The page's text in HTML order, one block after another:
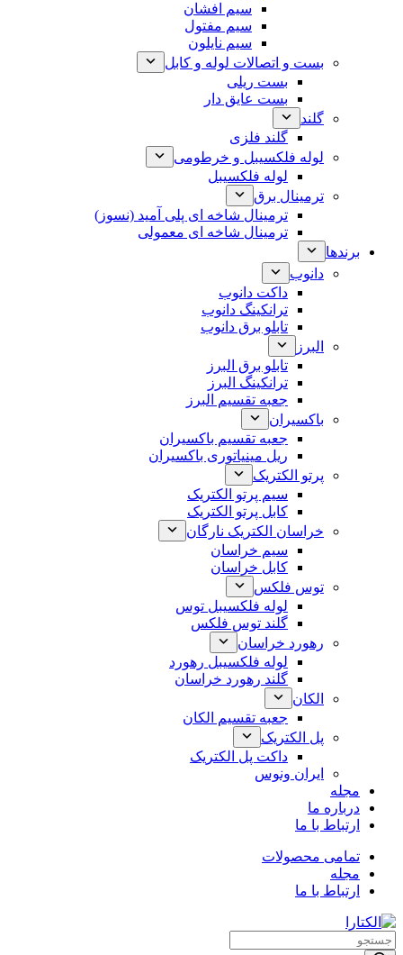
سیم افشان
سیم مفتول
سیم نایلون
بست و اتصالات لوله و کابل
بست ریلی
بست عایق دار
گلند
گلند فلزی
لوله فلکسیبل و خرطومی
لوله فلکسیبل
ترمینال برق
ترمینال شاخه ای پلی آمید (نسوز)
ترمینال شاخه ای معمولی
برندها
دانوب
داکت دانوب
ترانکینگ دانوب
تابلو برق دانوب
البرز
تابلو برق البرز
ترانکینگ البرز
جعبه تقسیم البرز
باکسیران
جعبه تقسیم باکسیران
ریل مینیاتوری باکسیران
پرتو الکتریک
سیم پرتو الکتریک
کابل پرتو الکتریک
خراسان الکتریک نارگان
سیم خراسان
کابل خراسان
توس فلکس
لوله فلکسیبل توس
گلند توس فلکس
رهورد خراسان
لوله فلکسیبل رهورد
گلند رهورد خراسان
الکان
جعبه تقسیم الکان
پل الکتریک
داکت پل الکتریک
ایران ونوس
مجله
درباره ما
ارتباط با ما
تمامی محصولات
مجله
ارتباط با ما